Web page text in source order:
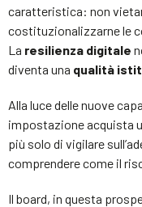
caratteristica: non
costituzionalizzarne le
La resilienza digitale
diventa una qualità
Alla luce delle nuove
impostazione acquista
più solo di vigilare
comprendere come il
Il board, in questa